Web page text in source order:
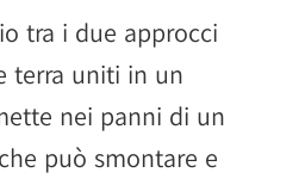
tra i due approcci
terra uniti in un
nei panni di un
può smontare e